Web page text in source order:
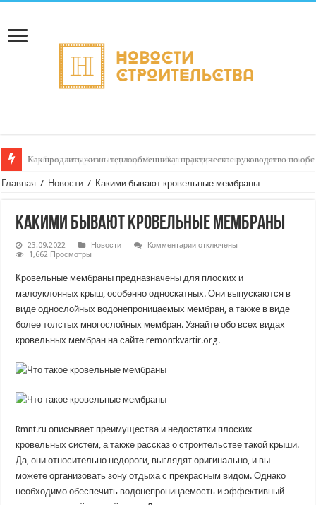
Как продлить жизнь теплообменника: практическое руководство по
Горбыль как дрова: недооценённый ресурс для тепла, экономии и
Главная / Новости / Какими бывают кровельные мембраны
Какими бывают кровельные мембраны
23.09.2022 Новости Комментариик
кровельные
мембраны
отключены
1,662 Просмотры
Кровельные мембраны предназначены для плоских и
малоуклонных крыш, особенно односкатных. Они выпускаются в
виде однослойных водонепроницаемых мембран, а также в виде
более толстых многослойных мембран. Узнайте обо всех видах
кровельных мембран на сайте remontkvartir.org.
Rmnt.ru описывает преимущества и недостатки плоских
кровельных систем, а также рассказ о строительстве такой крыши.
Да, они относительно недороги, выглядят оригинально, и вы
можете организовать зону отдыха с прекрасным видом. Однако
необходимо обеспечить водонепроницаемость и эффективный